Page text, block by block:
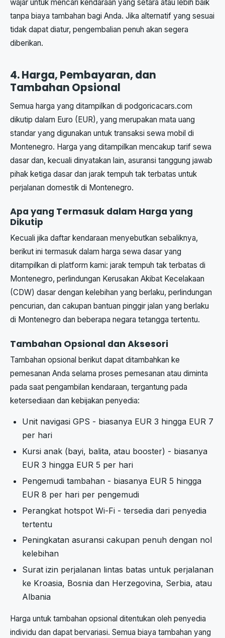
wajar untuk mencari kendaraan yang setara atau lebih baik
tanpa biaya tambahan bagi Anda. Jika alternatif yang sesuai
tidak dapat diatur, pengembalian penuh akan segera
diberikan.
4. Harga, Pembayaran, dan
Tambahan Opsional
Semua harga yang ditampilkan di podgoricacars.com
dikutip dalam Euro (EUR), yang merupakan mata uang
standar yang digunakan untuk transaksi sewa mobil di
Montenegro. Harga yang ditampilkan mencakup tarif sewa
dasar dan, kecuali dinyatakan lain, asuransi tanggung jawab
pihak ketiga dasar dan jarak tempuh tak terbatas untuk
perjalanan domestik di Montenegro.
Apa yang Termasuk dalam Harga yang
Dikutip
Kecuali jika daftar kendaraan menyebutkan sebaliknya,
berikut ini termasuk dalam harga sewa dasar yang
ditampilkan di platform kami: jarak tempuh tak terbatas di
Montenegro, perlindungan Kerusakan Akibat Kecelakaan
(CDW) dasar dengan kelebihan yang berlaku, perlindungan
pencurian, dan cakupan bantuan pinggir jalan yang berlaku
di Montenegro dan beberapa negara tetangga tertentu.
Tambahan Opsional dan Aksesori
Tambahan opsional berikut dapat ditambahkan ke
pemesanan Anda selama proses pemesanan atau diminta
pada saat pengambilan kendaraan, tergantung pada
ketersediaan dan kebijakan penyedia:
Unit navigasi GPS - biasanya EUR 3 hingga EUR 7
per hari
Kursi anak (bayi, balita, atau booster) - biasanya
EUR 3 hingga EUR 5 per hari
Pengemudi tambahan - biasanya EUR 5 hingga
EUR 8 per hari per pengemudi
Perangkat hotspot Wi-Fi - tersedia dari penyedia
tertentu
Peningkatan asuransi cakupan penuh dengan nol
kelebihan
Surat izin perjalanan lintas batas untuk perjalanan
ke Kroasia, Bosnia dan Herzegovina, Serbia, atau
Albania
Harga untuk tambahan opsional ditentukan oleh penyedia
individu dan dapat bervariasi. Semua biaya tambahan yang